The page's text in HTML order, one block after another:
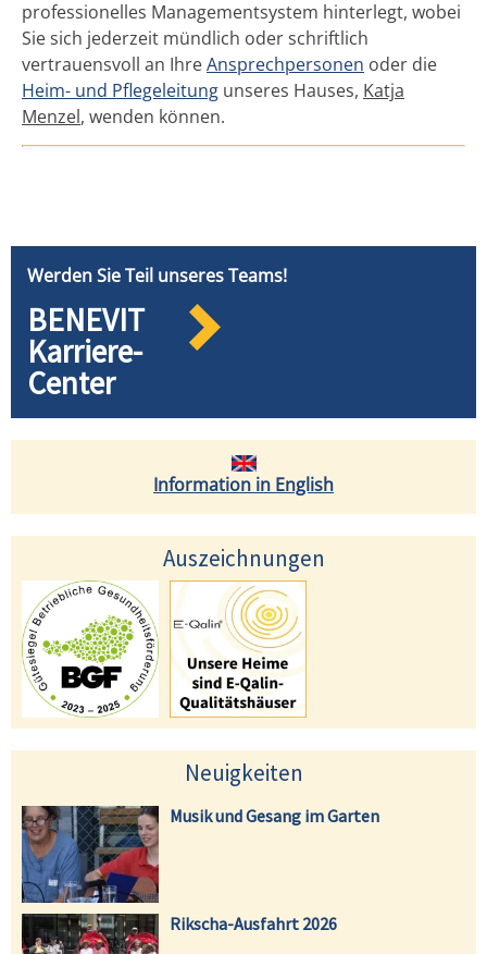
professionelles Managementsystem hinterlegt, wobei
Sie sich jederzeit mündlich oder schriftlich
vertrauensvoll an IhreAnsprechpersonen oder die
Heim- und Pflegeleitung unseres Hauses, Katja
Menzel, wenden können.
Werden Sie Teil unseres Teams!
BENEVIT
Karriere-
Center
Information in English
Auszeichnungen
Neuigkeiten
Musik und Gesang im Garten
Rikscha-Ausfahrt 2026